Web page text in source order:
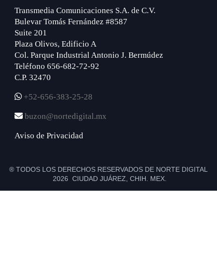
Transmedia Comunicaciones S.A. de C.V.
Bulevar Tomás Fernández #8587
Suite 201
Plaza Olivos, Edificio A
Col. Parque Industrial Antonio J. Bermúdez
Teléfono 656-682-72-92
C.P. 32470
+52-656-383-25-28
buzon@nortedigital.mx
Aviso de Privacidad
® TODOS LOS DERECHOS RESERVADOS DE NORTE DIGITAL
2026 CIUDAD JUÁREZ, CHIH. MEX.